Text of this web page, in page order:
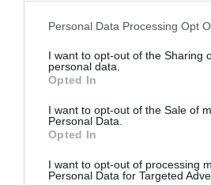
Personal Data Processing Opt
I want to opt-out of the Sharing
personal data.
Opted In
I want to opt-out of the Sale of
Personal Data.
Opted In
I want to opt-out of processing
Personal Data for Targeted